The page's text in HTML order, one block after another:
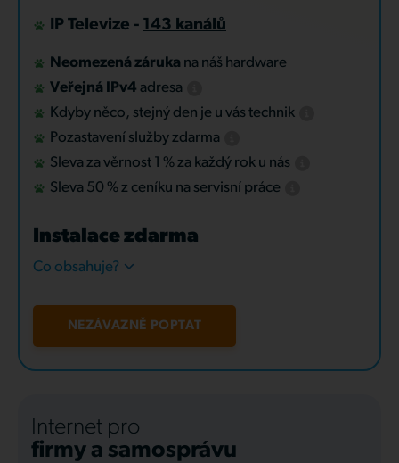
IP Televize - 143 kanálů
Neomezená záruka na náš hardware
Veřejná IPv4 adresa
Kdyby něco, stejný den je u vás technik
Pozastavení služby zdarma
Sleva za věrnost 1 % za každý rok u nás
Sleva 50 % z ceníku na servisní práce
Instalace zdarma
Co obsahuje?
NEZÁVAZNĚ POPTAT
Internet pro
firmy a samosprávu